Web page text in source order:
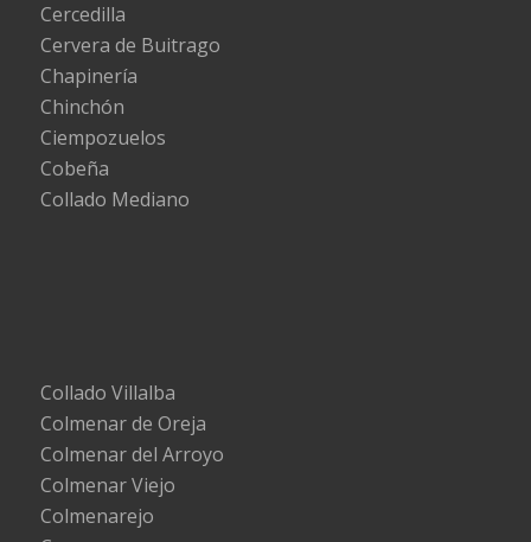
Cercedilla
Cervera de Buitrago
Chapinería
Chinchón
Ciempozuelos
Cobeña
Collado Mediano
Collado Villalba
Colmenar de Oreja
Colmenar del Arroyo
Colmenar Viejo
Colmenarejo